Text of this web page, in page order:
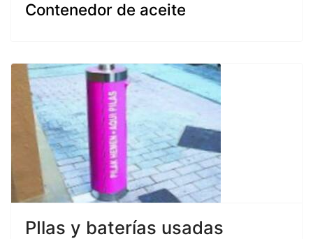
Contenedor de aceite
PIlas y baterías usadas